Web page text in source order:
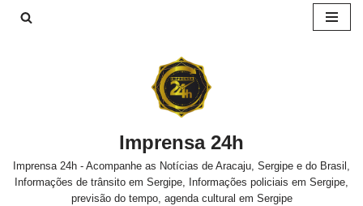
Imprensa 24h
Imprensa 24h - Acompanhe as Notícias de Aracaju, Sergipe e do Brasil,
Informações de trânsito em Sergipe, Informações policiais em Sergipe,
previsão do tempo, agenda cultural em Sergipe